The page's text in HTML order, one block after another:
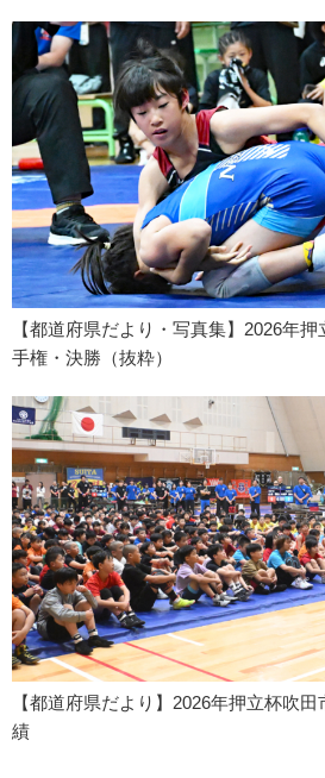
【都道府県だより・写真集】2026年
手権・決勝（抜粋）
【都道府県だより】2026年押立杯吹
績